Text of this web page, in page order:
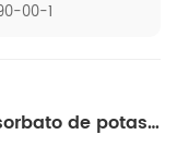
00-1
Los peligros ocultos del sorbato de potasio: lo que necesita saber